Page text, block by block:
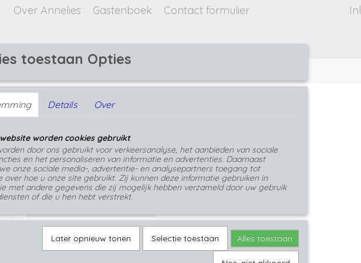
Over Annelies Gastenboek Contact formulier
GEPERSONALISEERDE SIERADEN
>Turquoise groene epoxy oorbellen met rvs haak
Turquoise groene epoxy oorbellen met rvs haak
€ 20,95 (inclusief btw 21%)
✓ Op voorraad- Levertijd 1 tot 3 werkdagen
Aantal
IN WINKELWAGEN
toestaan Opties
Details Over
worden cookies gebruikt
door ons gebruikt voor verkeersanalyse, het aanbieden van sociale
en het personaliseren van informatie en advertenties. Daarnaast
onze sociale media-, advertentie- en analysepartners toegang tot
over hoe u onze site gebruikt. Zij kunnen deze informatie gebruiken in
met andere gegevens die zij mogelijk hebben verzameld door uw gebruik
of die u hen hebt verstrekt.
Later opnieuw tonen Selectie toestaan Alles toestaan